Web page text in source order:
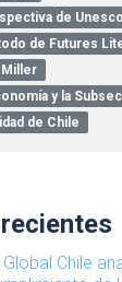
de
de Futures
Miller
y la
de Chile
Chile